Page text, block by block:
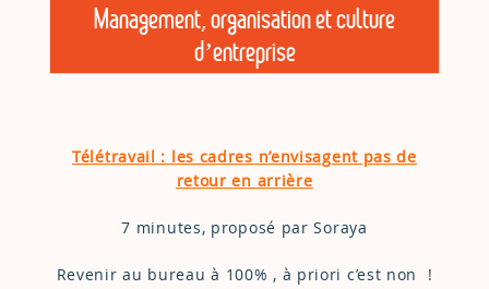
Management, organisation et culture
d’entreprise
Télétravail : les cadres n’envisagent pas de
retour en arrière
7 minutes, proposé par Soraya
Revenir au bureau à 100% , à priori c’est non !